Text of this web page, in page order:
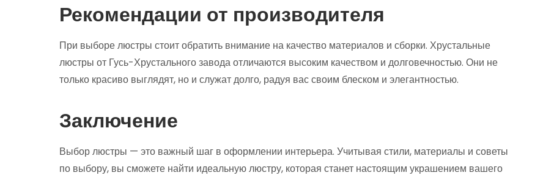
Рекомендации от производителя
При выборе люстры стоит обратить внимание на качество материалов и сборки. Хрустальные
люстры от Гусь-Хрустального завода отличаются высоким качеством и долговечностью. Они не
только красиво выглядят, но и служат долго, радуя вас своим блеском и элегантностью.
Заключение
Выбор люстры — это важный шаг в оформлении интерьера. Учитывая стили, материалы и советы
по выбору, вы сможете найти идеальную люстру, которая станет настоящим украшением вашего